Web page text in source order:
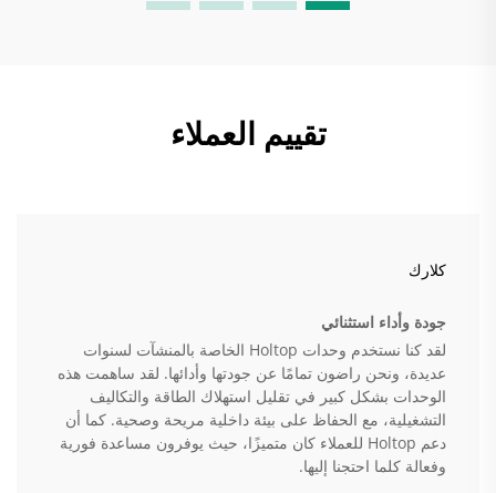
تقييم العملاء
كلارك
جودة وأداء استثنائي
لقد كنا نستخدم وحدات Holtop الخاصة بالمنشآت لسنوات
عديدة، ونحن راضون تمامًا عن جودتها وأدائها. لقد ساهمت هذه
الوحدات بشكل كبير في تقليل استهلاك الطاقة والتكاليف
التشغيلية، مع الحفاظ على بيئة داخلية مريحة وصحية. كما أن
دعم Holtop للعملاء كان متميزًا، حيث يوفرون مساعدة فورية
وفعالة كلما احتجنا إليها.